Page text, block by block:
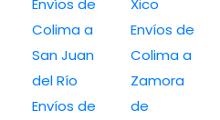
Envíos de
Colima a
San Juan
del Río
Envíos de
Xico
Envíos de
Colima a
Zamora
de